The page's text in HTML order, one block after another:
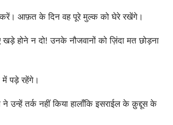
आफ़त के दिन वह पूरे मुल्क को घेरे रखेंगे।
होने न दो! उनके नौजवानों को ज़िंदा मत छोड़ना
पड़े रहेंगे।
तर्क नहीं किया हालाँकि इसराईल के क़ुद्दूस के